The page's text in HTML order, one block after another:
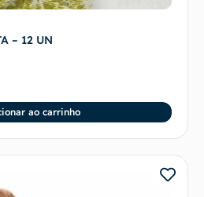
– 12 UN
ao carrinho